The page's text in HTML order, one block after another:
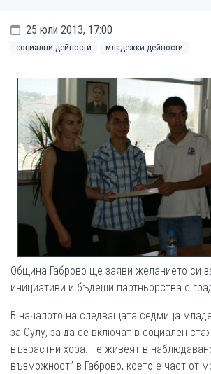
25 юли 2013, 17:00
социални дейности младежки дейности
Община Габрово ще заяви желанието си
инициативи и бъдещи партньорства с
В началото на следващата седмица
за Оулу, за да се включат в социален
възрастни хора. Те живеят в
възможност” в Габрово, което е част от